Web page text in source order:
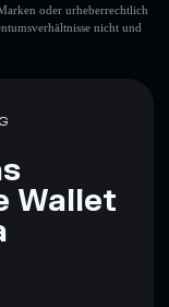
oder urheberrechtlich
nicht und
Wallet